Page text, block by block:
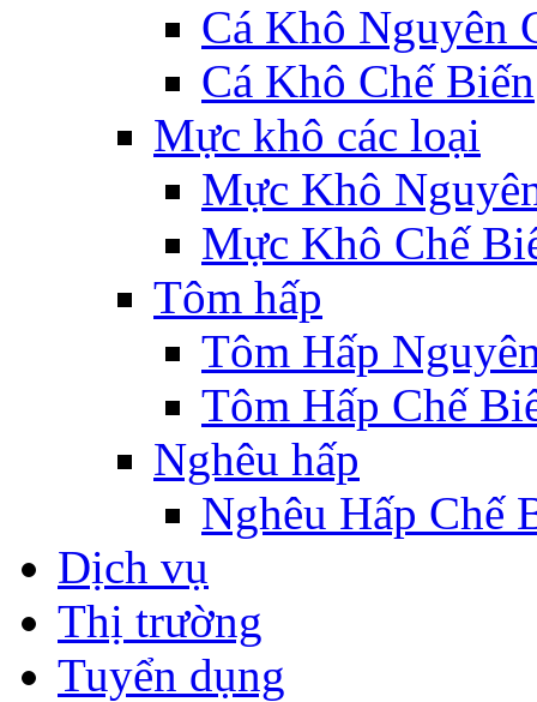
Cá Khô Nguyên
Cá Khô Chế Biến
Mực khô các loại
Mực Khô
Mực Khô Chế
Tôm hấp
Tôm Hấp
Tôm Hấp Chế
Nghêu hấp
Nghêu Hấp Chế
Dịch vụ
Thị trường
Tuyển dụng